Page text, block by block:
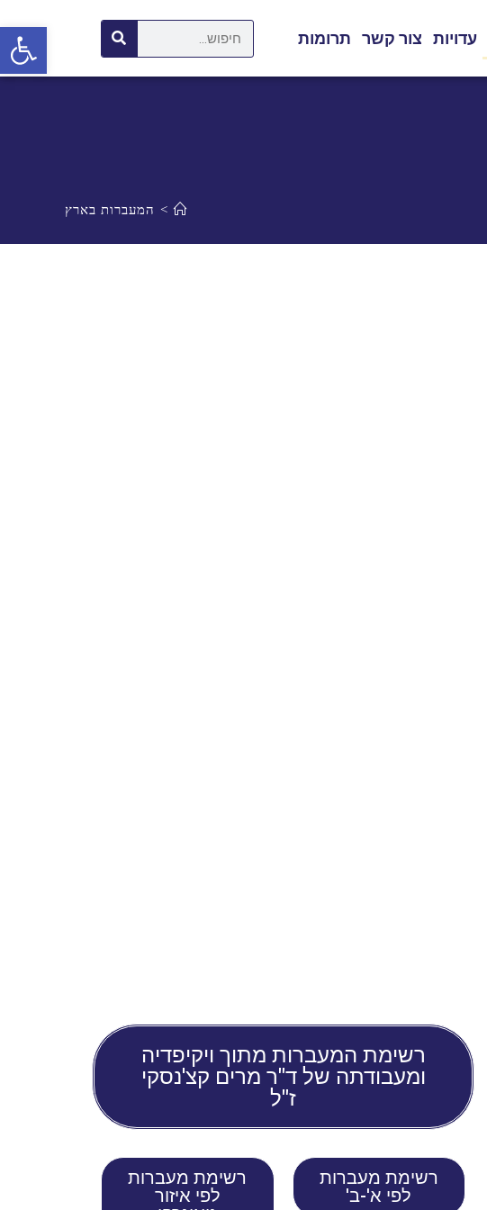
עדויות צור קשר תרומות
> המעברות בארץ
רשימת המעברות מתוך ויקיפדיה
ומעבודתה של ד"ר מרים קצ'נסקי
ז"ל
רשימת מעברות
לפי א'-ב'
רשימת מעברות
לפי איזור
פתח סרגל נגישות